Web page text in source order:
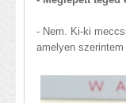
- Nem. Ki-ki
amelyen szerintem